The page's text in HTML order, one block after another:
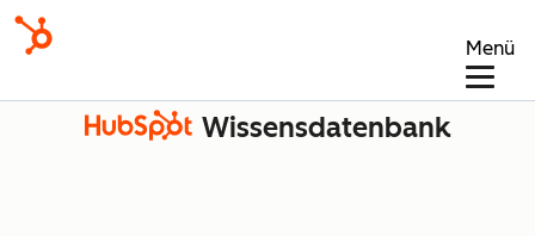
Menü
Wissensdatenbank